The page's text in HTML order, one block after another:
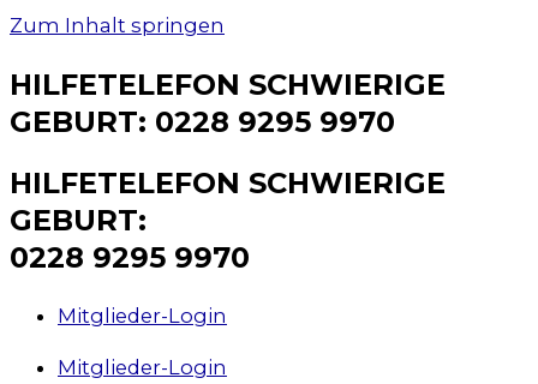
Zum Inhalt springen
HILFETELEFON SCHWIERIGE
GEBURT: 0228 9295 9970
HILFETELEFON SCHWIERIGE
GEBURT:
0228 9295 9970
Mitglieder-Login
Mitglieder-Login